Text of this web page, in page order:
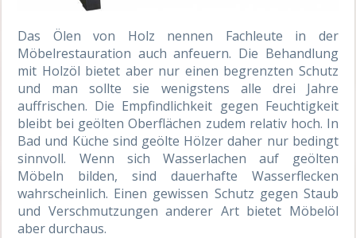
Das Ölen von Holz nennen Fachleute in der
Möbelrestauration auch anfeuern. Die Behandlung
mit Holzöl bietet aber nur einen begrenzten Schutz
und man sollte sie wenigstens alle drei Jahre
auffrischen. Die Empfindlichkeit gegen Feuchtigkeit
bleibt bei geölten Oberflächen zudem relativ hoch. In
Bad und Küche sind geölte Hölzer daher nur bedingt
sinnvoll. Wenn sich Wasserlachen auf geölten
Möbeln bilden, sind dauerhafte Wasserflecken
wahrscheinlich. Einen gewissen Schutz gegen Staub
und Verschmutzungen anderer Art bietet Möbelöl
aber durchaus.